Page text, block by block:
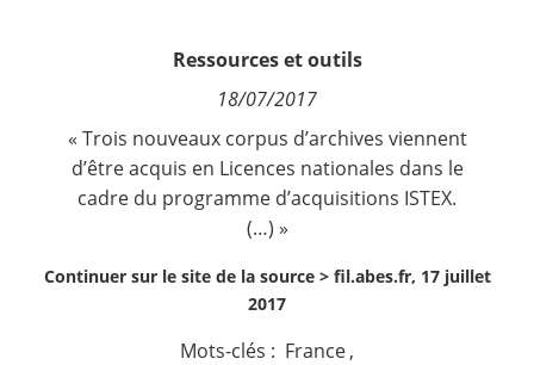
Nous suivre
Ressources et outils
18/07/2017
« Trois nouveaux corpus d’archives viennent
d’être acquis en Licences nationales dans le
cadre du programme d’acquisitions ISTEX.
(…) »
Continuer sur le site de la source > fil.abes.fr, 17 juillet
2017
Mots-clés : France ,